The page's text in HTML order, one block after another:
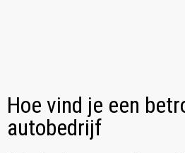
Hoe vind je een
autobedrijf